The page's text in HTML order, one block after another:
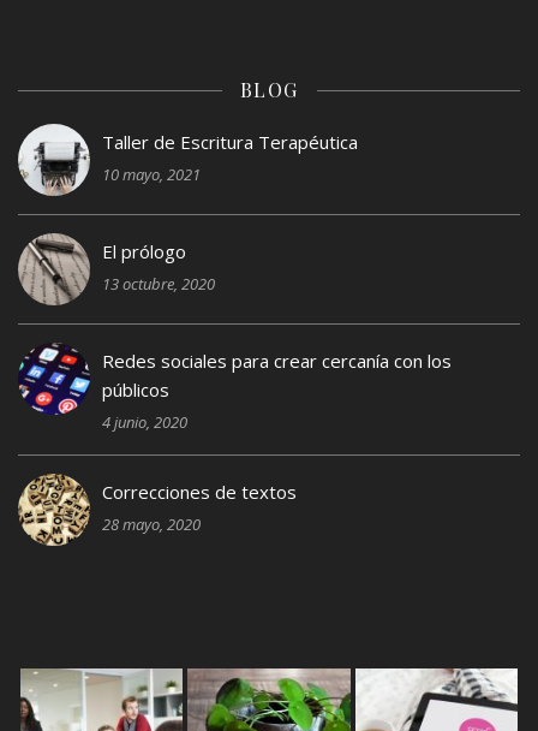
BLOG
Taller de Escritura Terapéutica
10 mayo, 2021
El prólogo
13 octubre, 2020
Redes sociales para crear cercanía con los
públicos
4 junio, 2020
Correcciones de textos
28 mayo, 2020